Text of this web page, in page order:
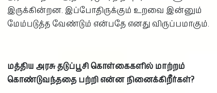
இருக்கின்றன. இப்போதிருக்கும் உறவை இன்னும்
மேம்படுத்த வேண்டும் என்பதே எனது விருப்பமாகும்.
மத்திய அரசு தடுப்பூசி கொள்கைகளில் மாற்றம்
கொண்டுவந்ததை பற்றி என்ன நினைக்கிறீர்கள்?